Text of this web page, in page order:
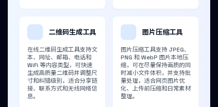
二维码生成工具
在线二维码生成工具支持文
本、网址、邮箱、电话和
WiFi 等内容类型，可快速
生成高质量二维码并调整尺
寸和纠错级别，适合分享链
接、联系方式和无线网络信
息。
图片压缩工具
图片压缩工具支持 JPEG、
PNG 和 WebP 图片本地压
缩，可在尽量保持画质的同
时减小文件体积，并支持批
量处理，适合网页图片优
化、上传前压缩和日常素材
整理。